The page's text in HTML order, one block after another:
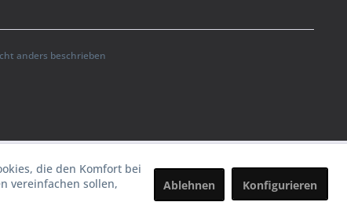
anders beschrieben
die den Komfort bei
vereinfachen sollen,
Ablehnen Konfigurieren